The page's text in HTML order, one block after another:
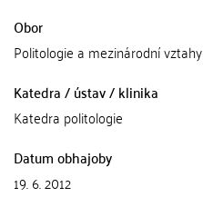
Obor
Politologie a mezinárodní vztahy
Katedra / ústav / klinika
Katedra politologie
Datum obhajoby
19. 6. 2012